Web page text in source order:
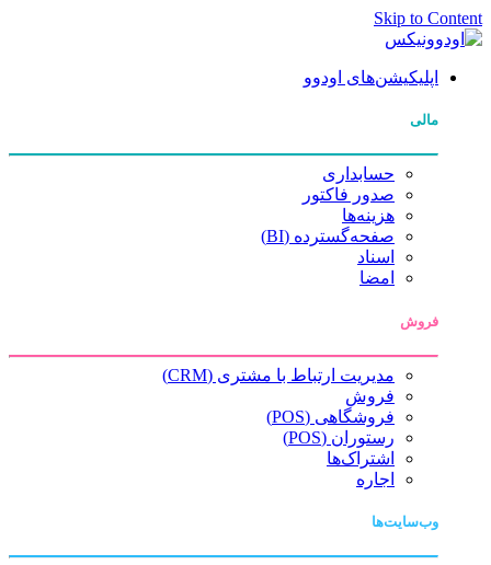
Skip to Content
اپلیکیشن‌های اودوو
مالی
حسابداری
صدور فاکتور
هزینه‌ها
صفحه‌گسترده (BI)
اسناد
امضا
فروش
مدیریت ارتباط با مشتری (CRM)
فروش
فروشگاهی (POS)
رستوران (POS)
اشتراک‌ها
اجاره
وب‌سایت‌ها